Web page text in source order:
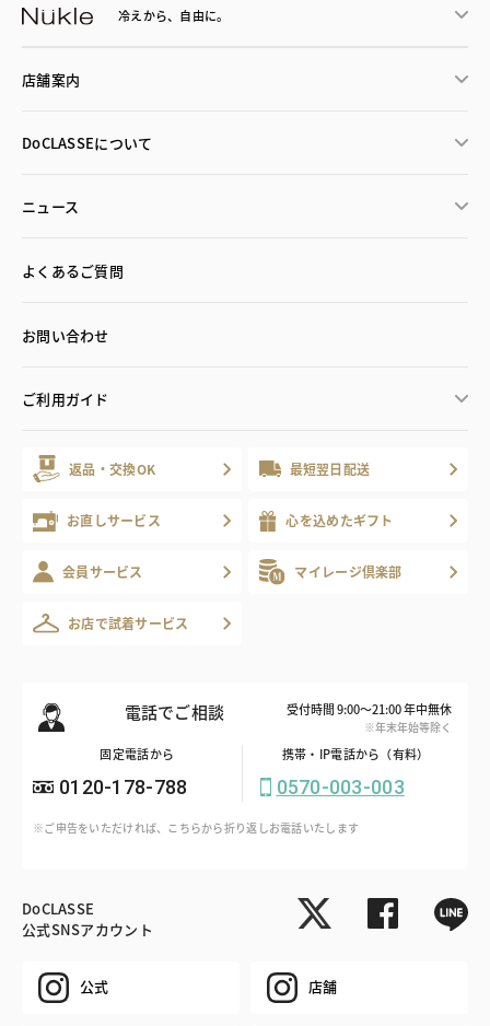
冷えから、 自由に。
店舗案内
DoCLASSEについて
ニュース
よくあるご質問
お問い合わせ
ご利用ガイド
返品・交換OK 最短翌日配送
お直しサービス 心を込めたギフト
会員サービス マイレージ倶楽部
お店で試着サービス
電話でご相談 受付時間 9:00～21:00 年中無休
※年末年始等除く
固定電話から
0120-178-788
携帯・IP電話から（有料）
0570-003-003
※ご申告をいただければ、こちらから折り返しお電話いたします
DoCLASSE
公式SNSアカウント
公式 店舗